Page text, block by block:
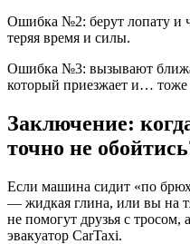
Ошибка №2: берут лопату и
теряя время и силы.
Ошибка №3: вызывают
который приезжает и… тоже
Заключение:
точно не
Если машина сидит «по
— жидкая глина, или вы на
не помогут друзья с
эвакуатор CarTaxi.